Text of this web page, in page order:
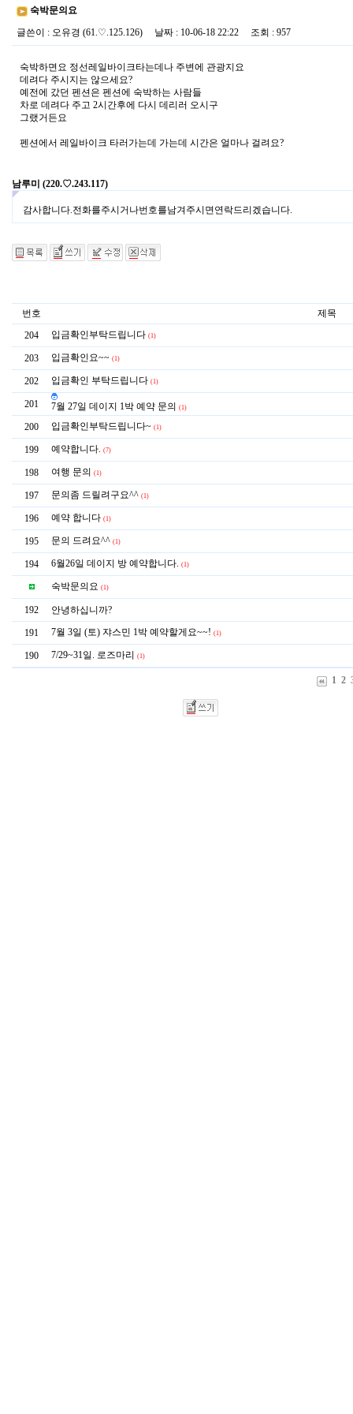
숙박문의요
글쓴이
: 오유경 (61.♡.125.126) 날짜 : 10-06-18 22:22 조회 : 957
숙박하면요 정선레일바이크타는데나 주변에 관광지요
데려다 주시지는 않으세요?
예전에 갔던 펜션은 펜션에 숙박하는 사람들
차로 데려다 주고 2시간후에 다시 데리러 오시구
그랬거든요
펜션에서 레일바이크 타러가는데 가는데 시간은 얼마나 걸려요?
남루미 (220.♡.243.117)
감사합니다.전화를주시거나번호를남겨주시면연락드리겠습니다.
번호
제목
204
입금확인부탁드립니다 (1)
203 입금확인요~~ (1)
202 입금확인 부탁드립니다 (1)
201 7월 27일 데이지 1박 예약 문의 (1)
200 입금확인부탁드립니다~ (1)
199 예약합니다. (7)
198 여행 문의 (1)
197 문의좀 드릴려구요^^ (1)
196 예약 합니다 (1)
195 문의 드려요^^ (1)
194 6월26일 데이지 방 예약합니다. (1)
숙박문의요 (1)
192 안녕하십니까?
191 7월 3일 (토) 쟈스민 1박 예약할게요~~! (1)
190 7/29~31일. 로즈마리 (1)
1 2